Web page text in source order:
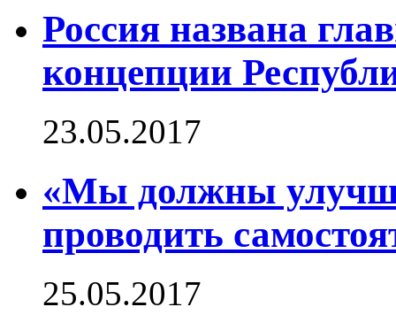
Россия названа
концепции
23.05.2017
«Мы должны
проводить
25.05.2017